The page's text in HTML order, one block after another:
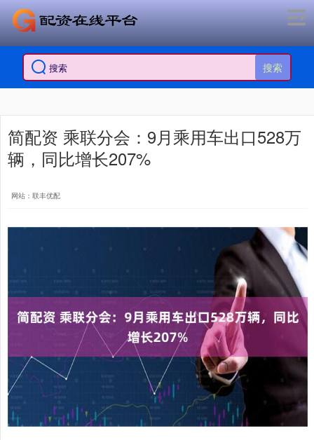
搜索
简配资 乘联分会：9月乘用车出口528万
辆，同比增长207%
网站：联丰优配